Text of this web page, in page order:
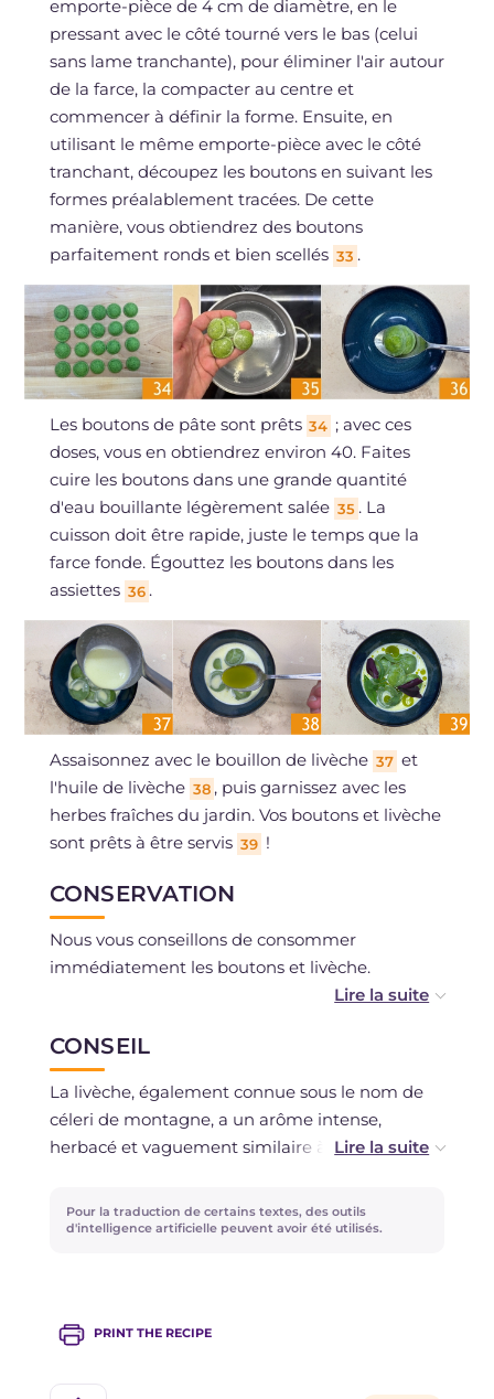
emporte-pièce de 4 cm de diamètre, en le
pressant avec le côté tourné vers le bas (celui
sans lame tranchante), pour éliminer l'air autour
de la farce, la compacter au centre et
commencer à définir la forme. Ensuite, en
utilisant le même emporte-pièce avec le côté
tranchant, découpez les boutons en suivant les
formes préalablement tracées. De cette
manière, vous obtiendrez des boutons
parfaitement ronds et bien scellés 33 .
Les boutons de pâte sont prêts 34 ; avec ces
doses, vous en obtiendrez environ 40. Faites
cuire les boutons dans une grande quantité
d'eau bouillante légèrement salée 35 . La
cuisson doit être rapide, juste le temps que la
farce fonde. Égouttez les boutons dans les
assiettes 36 .
Assaisonnez avec le bouillon de livèche 37 et
l'huile de livèche 38 , puis garnissez avec les
herbes fraîches du jardin. Vos boutons et livèche
sont prêts à être servis 39 !
CONSERVATION
Nous vous conseillons de consommer
immédiatement les boutons et livèche.
façon : placez-les sur un plateau et faites-les
durcir au congélateur, puis transférez-les dans
des sacs de congélation.
CONSEIL
La livèche, également connue sous le nom de
céleri de montagne, a un arôme intense,
herbacé et vaguement similaire à celui du céleri
Si vous ne la trouvez pas fraîche, vous pouvez la
remplacer par un mélange d'herbes au profil
Pour la traduction de certains textes, des outils
d'intelligence artificielle peuvent avoir été utilisés.
PRINT THE RECIPE